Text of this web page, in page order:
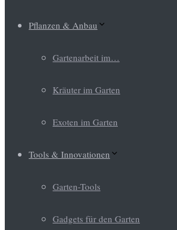
Pflanzen & Anbau
Gartenarbeit im…
Kräuter im Garten
Exoten im Garten
Tools & Innovationen
Garten-Tools
Gadgets für den Garten